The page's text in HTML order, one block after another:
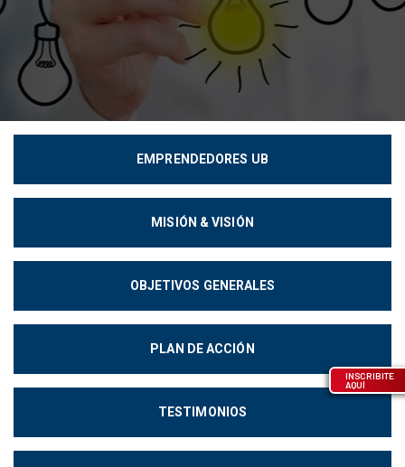
EMPRENDEDORES UB
MISIÓN & VISIÓN
OBJETIVOS GENERALES
PLAN DE ACCIÓN
TESTIMONIOS
INSCRIBITE
AQUÍ